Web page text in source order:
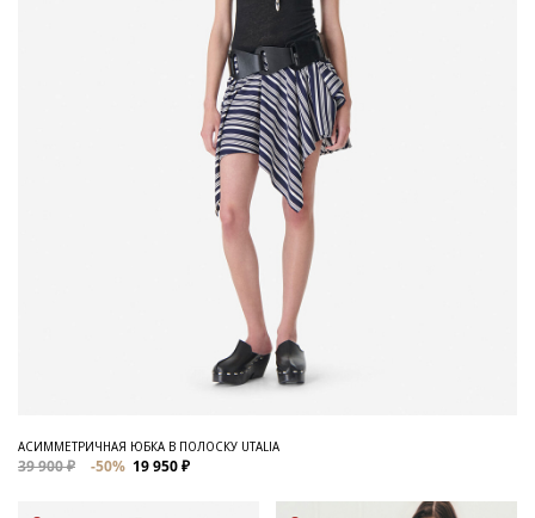
АСИММЕТРИЧНАЯ ЮБКА В ПОЛОСКУ UTALIA
39 900 ₽ -50% 19 950 ₽